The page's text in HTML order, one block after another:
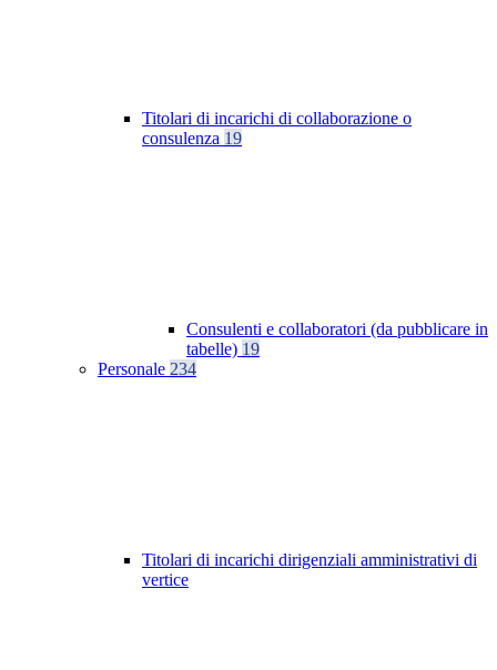
Titolari di incarichi di collaborazione o
consulenza 19
Consulenti e collaboratori (da pubblicare in
tabelle) 19
Personale 234
Titolari di incarichi dirigenziali amministrativi di
vertice